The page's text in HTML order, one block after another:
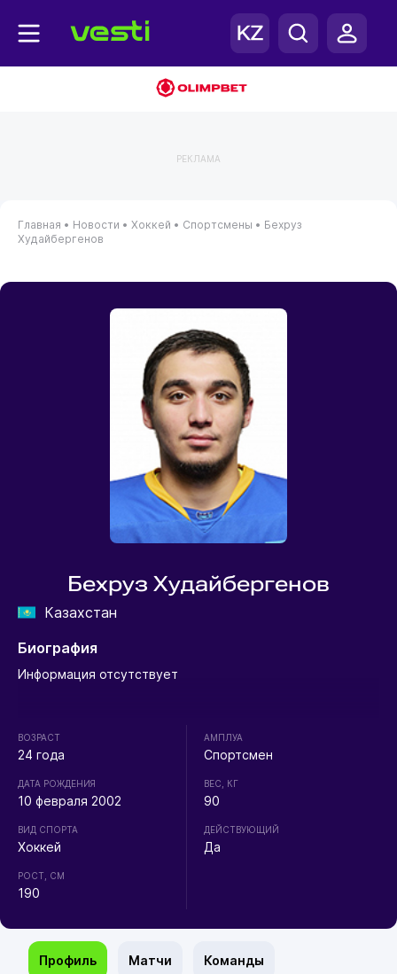
РЕКЛАМА
Главная • Новости • Хоккей • Спортсмены • Бехруз
Худайбергенов
Бехруз Худайбергенов
Казахстан
Биография
Информация отсутствует
ВОЗРАСТ
24 года
ДАТА РОЖДЕНИЯ
10 февраля 2002
ВИД СПОРТА
Хоккей
РОСТ, СМ
190
АМПЛУА
Спортсмен
ВЕС, КГ
90
ДЕЙСТВУЮЩИЙ
Да
Профиль Матчи Команды